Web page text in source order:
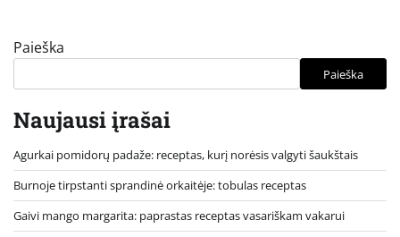
Paieška
Paieška
Naujausi įrašai
Agurkai pomidorų padaže: receptas, kurį norėsis valgyti šaukštais
Burnoje tirpstanti sprandinė orkaitėje: tobulas receptas
Gaivi mango margarita: paprastas receptas vasariškam vakarui